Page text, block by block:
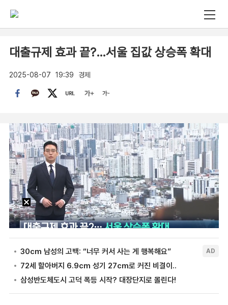
대출규제 효과 끝?…서울 집값 상승폭 확대
2025-08-07 19:39 경제